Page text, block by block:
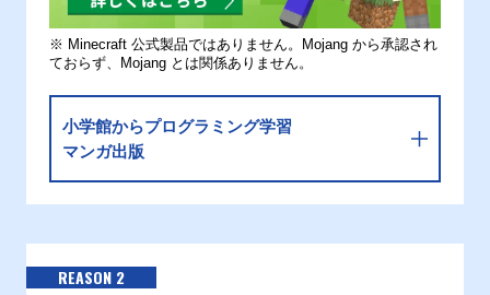
※ Minecraft 公式製品ではありません。Mojang から承認され
ておらず、Mojang とは関係ありません。
小学館からプログラミング学習
マンガ出版
REASON 2